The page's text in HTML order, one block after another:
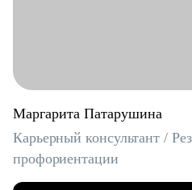
Маргарита Патарушина
Карьерный консультант /
профориентации